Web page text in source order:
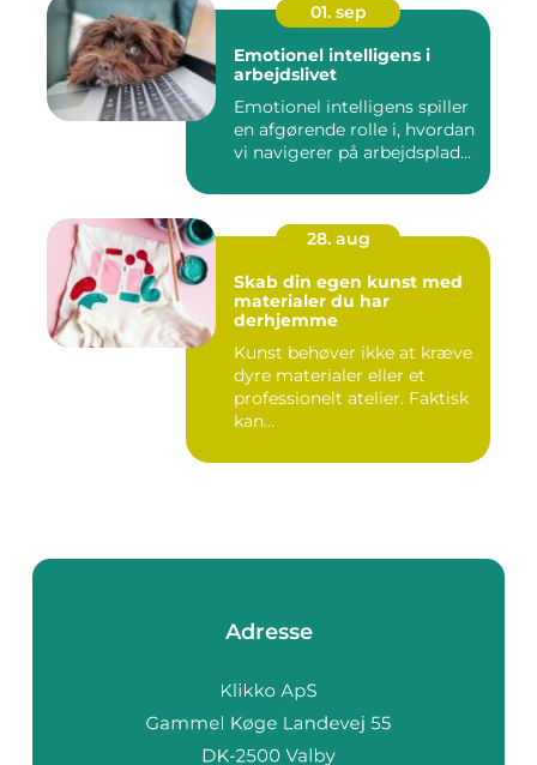
01. sep
Emotionel intelligens i
arbejdslivet
Emotionel intelligens spiller
en afgørende rolle i, hvordan
vi navigerer på arbejdsplad...
28. aug
Skab din egen kunst med
materialer du har
derhjemme
Kunst behøver ikke at kræve
dyre materialer eller et
professionelt atelier. Faktisk
kan...
Adresse